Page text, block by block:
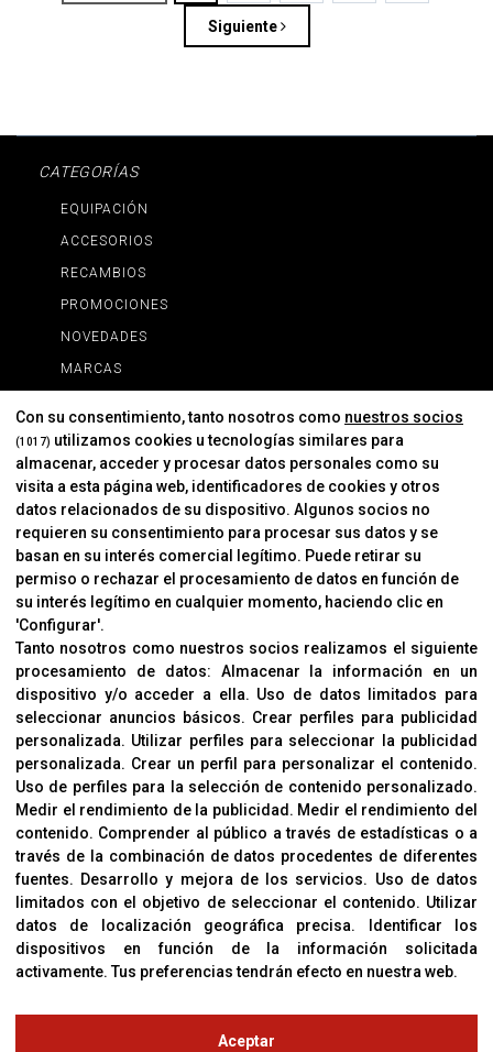
Siguiente
CATEGORÍAS
EQUIPACIÓN
ACCESORIOS
RECAMBIOS
PROMOCIONES
NOVEDADES
MARCAS
INFORMACIÓN
Contacto
Cambios Y Devoluciones
CORVER
Aviso Legal
Sobre Nosotros
Cookies
Política De Privacidad
OFICINAS
C/ Coneixement 5, 08850
Gavà (Barcelona)
CONTACTO
T. (+34) 93 638 38 60
corver@corver.es
Con su consentimiento, tanto nosotros como nuestros socios
(1017) utilizamos cookies u tecnologías similares para
almacenar, acceder y procesar datos personales como su
visita a esta página web, identificadores de cookies y otros
datos relacionados de su dispositivo. Algunos socios no
requieren su consentimiento para procesar sus datos y se
basan en su interés comercial legítimo. Puede retirar su
permiso o rechazar el procesamiento de datos en función de
su interés legítimo en cualquier momento, haciendo clic en
'Configurar'.
Tanto nosotros como nuestros socios realizamos el siguiente
procesamiento de datos: Almacenar la información en un
dispositivo y/o acceder a ella. Uso de datos limitados para
seleccionar anuncios básicos. Crear perfiles para publicidad
personalizada. Utilizar perfiles para seleccionar la publicidad
personalizada. Crear un perfil para personalizar el contenido.
Uso de perfiles para la selección de contenido personalizado.
Medir el rendimiento de la publicidad . Medir el rendimiento del
contenido. Comprender al público a través de estadísticas o a
través de la combinación de datos procedentes de diferentes
fuentes. Desarrollo y mejora de los servicios. Uso de datos
limitados con el objetivo de seleccionar el contenido. Utilizar
datos de localización geográfica precisa.
Identificar los
dispositivos en función de la información solicitada
activamente.Tus preferencias tendrán efecto en nuestra web.
Aceptar